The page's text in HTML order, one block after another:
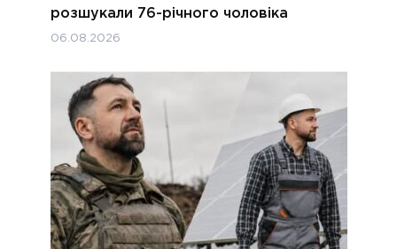
розшукали 76-річного чоловіка
06.08.2026